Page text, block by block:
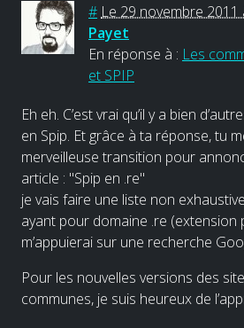
# Le 29 novembre 2011
Payet
En réponse à : Les
et SPIP
Eh eh. C’est vrai qu’il y a bien
en Spip. Et grâce à ta réponse, tu
merveilleuse transition pour
article : "Spip en .re"
je vais faire une liste non
ayant pour domaine .re (extension
m’appuierai sur une recherche
Pour les nouvelles versions des
communes, je suis heureux de